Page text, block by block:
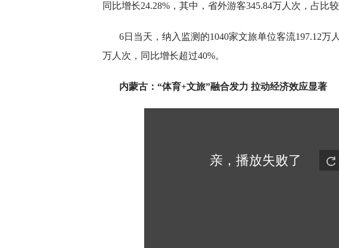
同比增长24.28%，其中，省外游客345.84万人次，占比
6日当天，纳入监测的1040家文旅单位客流197.12万
万人次，同比增长超过40%。
内蒙古：“体育+文旅”融合发力 拉动经济效应显著
亲，播放失败了